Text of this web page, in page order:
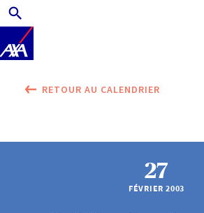
RETOUR AU CALENDRIER
27
FÉVRIER 2003